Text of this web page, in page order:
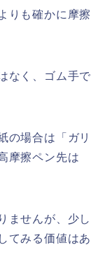
りも確かに摩擦
なく、ゴム手で
の場合は「ガリ
摩擦ペン先は
ませんが、少し
てみる価値はあ